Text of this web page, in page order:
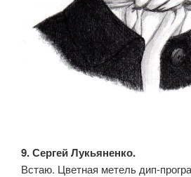
9. Сергей Лукьяненко.
Встаю. Цветная метель дип-